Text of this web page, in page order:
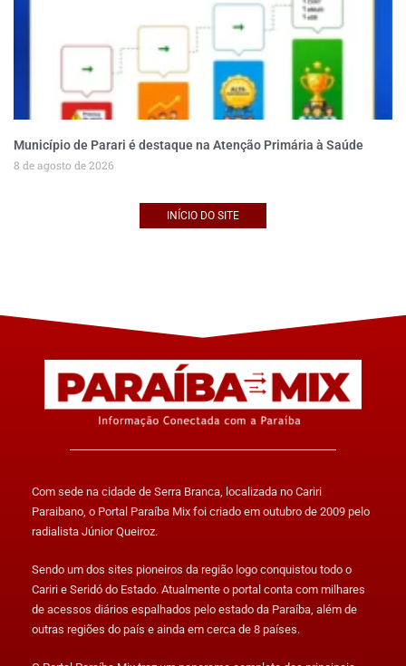
Município de Parari é destaque na Atenção Primária à Saúde
8 de agosto de 2026
INÍCIO DO SITE
Com sede na cidade de Serra Branca, localizada no Cariri
Paraibano, o Portal Paraíba Mix foi criado em outubro de 2009 pelo
radialista Júnior Queiroz.
Sendo um dos sites pioneiros da região logo conquistou todo o
Cariri e Seridó do Estado. Atualmente o portal conta com milhares
de acessos diários espalhados pelo estado da Paraíba, além de
outras regiões do país e ainda em cerca de 8 países.